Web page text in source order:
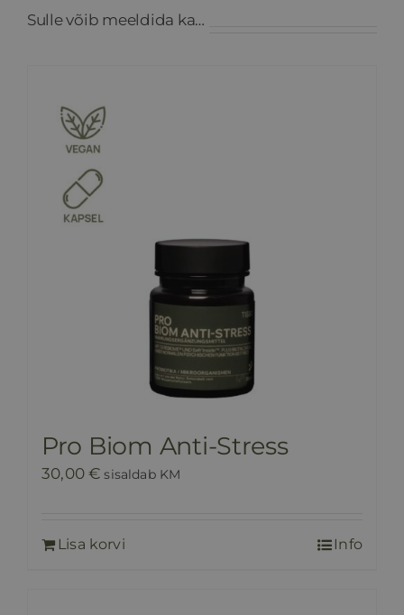
Sulle võib meeldida ka…
Pro Biom Anti-Stress
30,00€ sisaldab KM
Lisa korvi Info